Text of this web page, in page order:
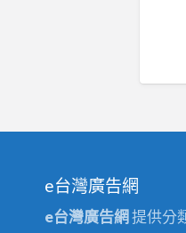
e台灣廣告網
e台灣廣告網 提供分